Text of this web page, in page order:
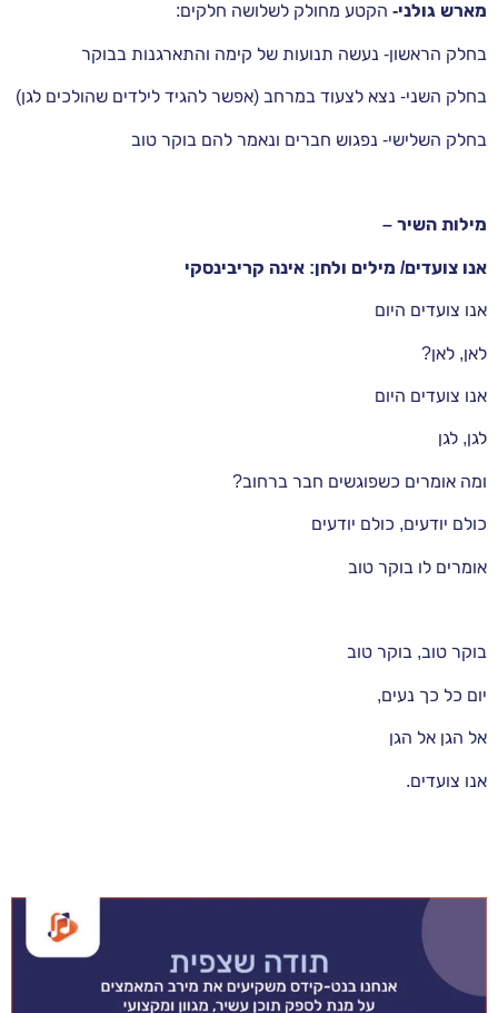
מארש גולני- הקטע מחולק לשלושה חלקים:
בחלק הראשון- נעשה תנועות של קימה והתארגנות בבוקר
בחלק השני- נצא לצעוד במרחב (אפשר להגיד לילדים שהולכים לגן)
בחלק השלישי- נפגוש חברים ונאמר להם בוקר טוב
מילות השיר –
אנו צועדים/ מילים ולחן: אינה קריבינסקי
אנו צועדים היום
לאן, לאן?
אנו צועדים היום
לגן, לגן
ומה אומרים כשפוגשים חבר ברחוב?
כולם יודעים, כולם יודעים
אומרים לו בוקר טוב
בוקר טוב, בוקר טוב
יום כל כך נעים,
אל הגן אל הגן
אנו צועדים.